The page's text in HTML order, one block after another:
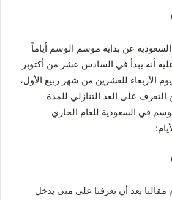
عن بداية موسم الوسم أياماً
أنه يبدأ في السادس عشر من أكتوبر
الأربعاء للعشرين من شهر ربيع الأول،
على العد التنازلي للمدة
في السعودية للعام الجاري
بعد أن تعرفنا على متى يدخل